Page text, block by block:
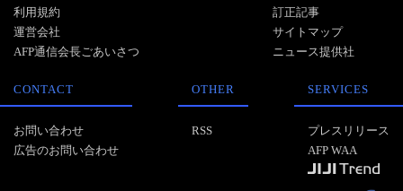
利用規約
運営会社
AFP通信会長ごあいさつ
訂正記事
サイトマップ
ニュース提供社
CONTACT
お問い合わせ
広告のお問い合わせ
OTHER
RSS
SERVICES
プレスリリース
AFP WAA